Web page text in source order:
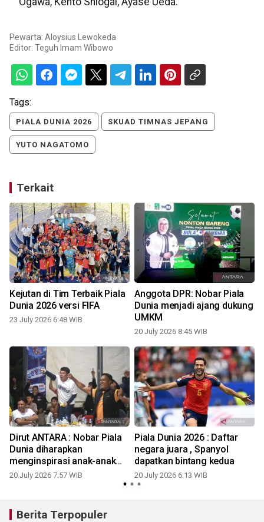
Pewarta: Aloysius Lewokeda
Editor: Teguh Imam Wibowo
Tags:
PIALA DUNIA 2026 SKUAD TIMNAS JEPANG
YUTO NAGATOMO
Terkait
Kejutan di Tim Terbaik Piala
Dunia 2026 versi FIFA
23 July 2026 6:48 WIB
Anggota DPR: Nobar Piala
Dunia menjadi ajang dukung
UMKM
20 July 2026 8:45 WIB
Dirut ANTARA : Nobar Piala
Dunia diharapkan
menginspirasi anak-anak
perbatasan
20 July 2026 7:57 WIB
Piala Dunia 2026 : Daftar
negara juara , Spanyol
dapatkan bintang kedua
20 July 2026 6:13 WIB
Berita Terpopuler